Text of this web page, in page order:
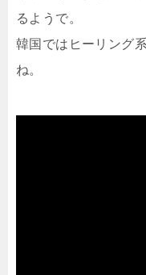
るようで。
韓国ではヒーリング
ね。